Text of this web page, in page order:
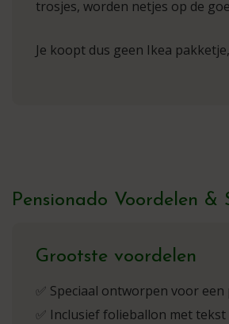
trosjes, worden netjes op de
Je koopt dus geen Ikea
Pensionado Voordelen &
Grootste voordelen
✅ Speciaal ontworpen voor
✅ Inclusief folieballon met tekst